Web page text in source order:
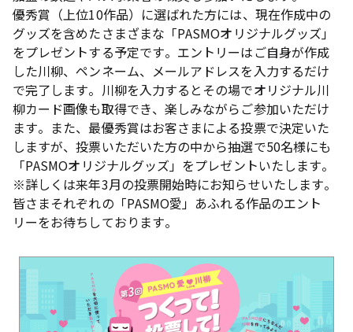
優秀賞（上位10作品）に選ばれた方には、現在作成中の
グッズを含めたさまざまな「PASMOオリジナルグッズ」
をプレゼントする予定です。エントリーはご自身が作成
した川柳、ペンネーム、メールアドレスを入力するだけ
で完了します。川柳を入力するとその場でオリジナル川
柳カード画像も取得でき、楽しみながらご参加いただけ
ます。また、最優秀賞はお客さまによる投票で決定いた
しますが、投票いただいた方の中から抽選で50名様にも
「PASMOオリジナルグッズ」をプレゼントいたします。
※詳しくは来年3月の投票開始時にお知らせいたします。
皆さまそれぞれの「PASMO愛」あふれる作品のエント
リーをお待ちしております。